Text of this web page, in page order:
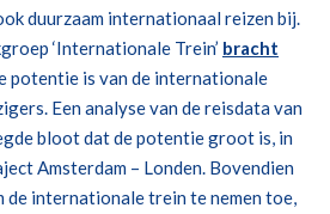
duurzaam internationaal reizen bij.
‘Internationale Trein’ bracht
potentie is van de internationale
Een analyse van de reisdata van
bloot dat de potentie groot is, in
Amsterdam – Londen. Bovendien
de internationale trein te nemen toe,